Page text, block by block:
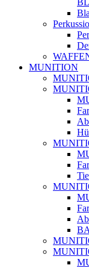
MUNITION